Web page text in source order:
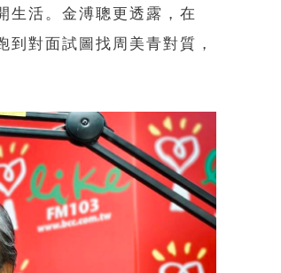
生活。金溥聰更透露，在
到對面試圖找周美青對質，